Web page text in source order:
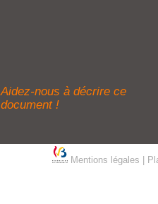
Aidez-nous à décrire ce
document !
Mentions légales